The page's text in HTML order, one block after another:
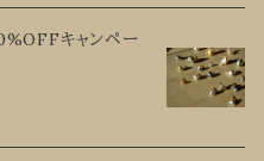
キャンペー